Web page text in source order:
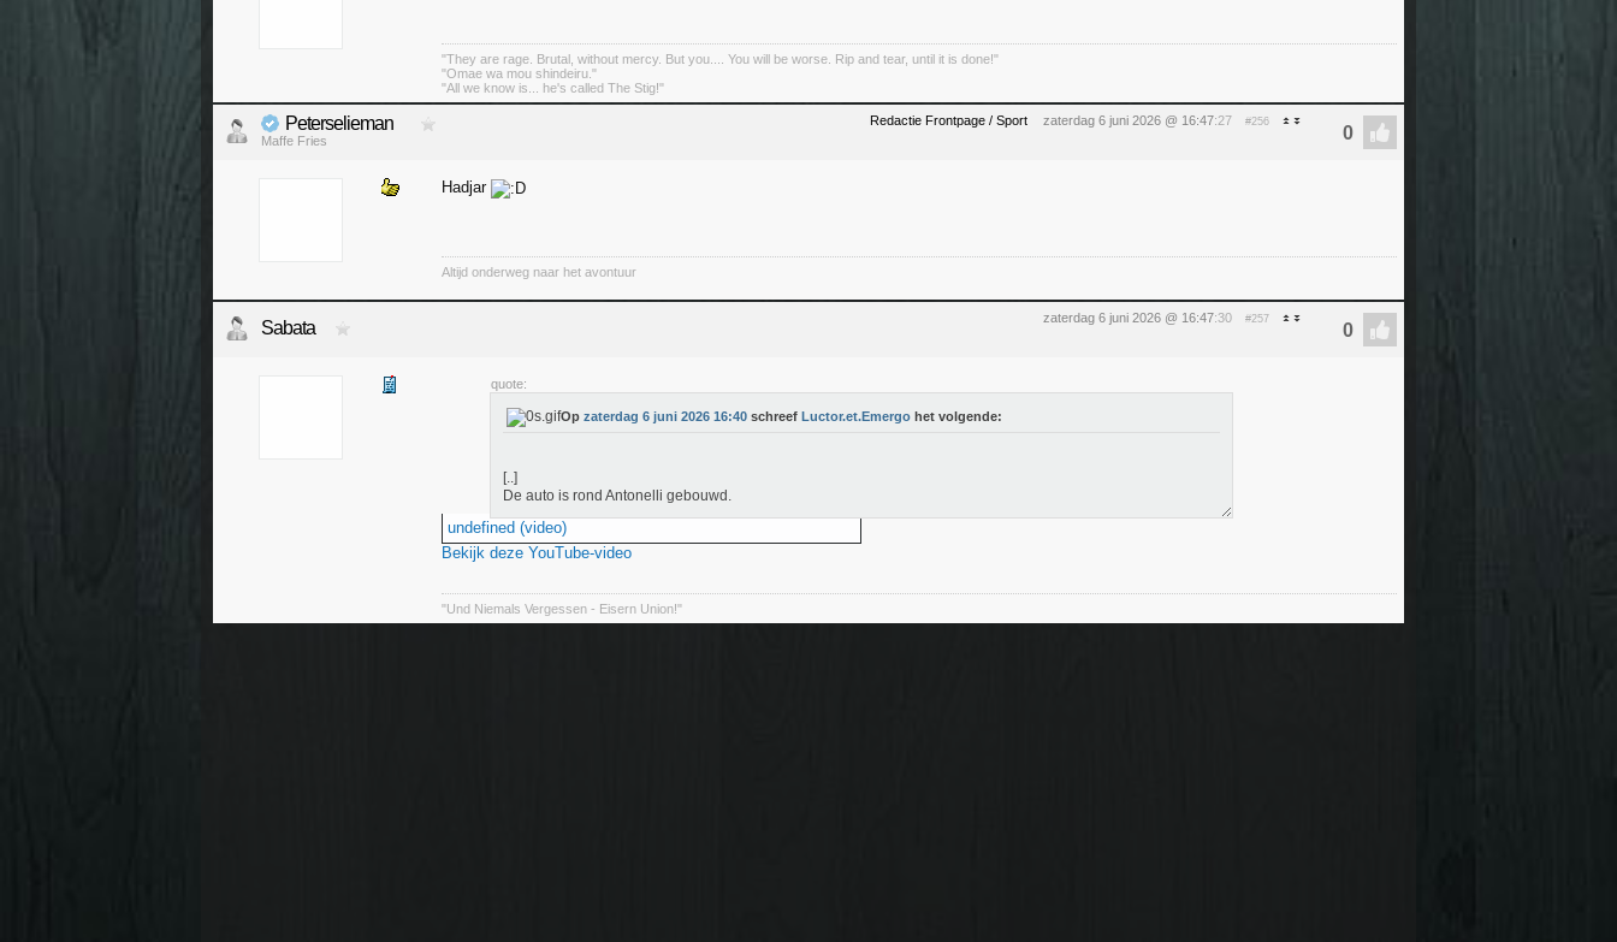
"They are rage. Brutal, without mercy. But you.... You will be worse. Rip and tear, until it is done!"
"Omae wa mou shindeiru."
"All we know is... he's called The Stig!"
Redactie Frontpage / Sport zaterdag 6 juni 2026 @ 16:47:27 #256
Peterselieman
Maffe Fries
Hadjar
Altijd onderweg naar het avontuur
zaterdag 6 juni 2026 @ 16:47:30 #257
Sabata
quote:
Op zaterdag 6 juni 2026 16:40 schreef Luctor.et.Emergo het volgende:
[..]
De auto is rond Antonelli gebouwd.
undefined (video)
Bekijk deze YouTube-video
"Und Niemals Vergessen - Eisern Union!"